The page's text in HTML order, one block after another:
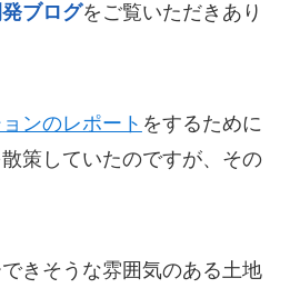
ブログをご覧いただきあり
ンのレポート をするために
策していたのですが、その
きそうな雰囲気のある土地